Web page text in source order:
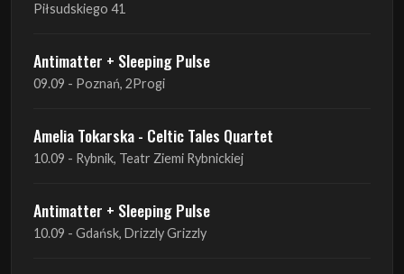
Piłsudskiego 41
Antimatter + Sleeping Pulse
09.09 - Poznań, 2Progi
Amelia Tokarska - Celtic Tales Quartet
10.09 - Rybnik, Teatr Ziemi Rybnickiej
Antimatter + Sleeping Pulse
10.09 - Gdańsk, Drizzly Grizzly